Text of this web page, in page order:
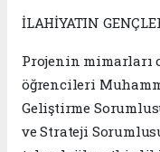
İLAHİYATIN
Projenin
öğrencileri
Geliştirme
ve Strateji